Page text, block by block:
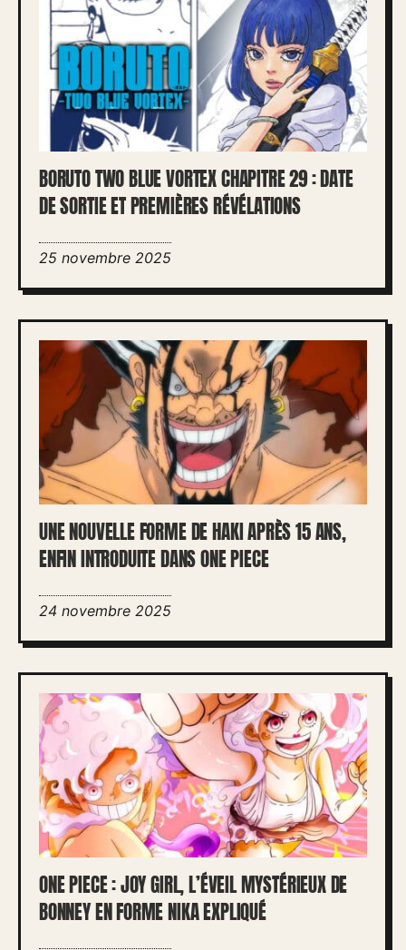
BORUTO TWO BLUE VORTEX CHAPITRE 29 : DATE
DE SORTIE ET PREMIÈRES RÉVÉLATIONS
25 novembre 2025
UNE NOUVELLE FORME DE HAKI APRÈS 15 ANS,
ENFIN INTRODUITE DANS ONE PIECE
24 novembre 2025
ONE PIECE : JOY GIRL, L’ÉVEIL MYSTÉRIEUX DE
BONNEY EN FORME NIKA EXPLIQUÉ